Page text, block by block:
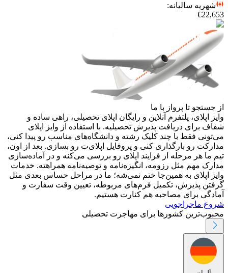
شهریه سالیانه:
€22,653
از جستجو تا پرواز با ما
وایز اپلای، پلتفرم آنلاین و رایگان اپلای تحصیلی، راهی ساده و
شفاف برای دریافت پذیرش تحصیلیه. با استفاده از وایز اپلای
می‌تونی فقط با چند کلیک رشته و دانشگاه‌های مناسب رو پیدا کنی،
مدارکت رو بارگذاری کنی و پروفایل اپلای‌ت رو بسازی. بعد از اون،
تیم ما هر مرحله از فرایند اپلای رو بررسی می‌کنه و در آماده‌سازی
مدارک مهم مثل رزومه، انگیزه‌نامه و توصیه‌نامه همراهته. خدمات
وایز اپلای به همین‌جا ختم نمی‌شه؛ ما در مراحل حساس بعدی مثل
گرفتن پذیرش، تکمیل فرم‌های مربوطه، تعیین وقت سفارت و
آمادگی برای مصاحبه هم کنارت هستیم.
شروع ماجراجویی
محبوب‌ترین کشورها برای مهاجرت تحصیلی